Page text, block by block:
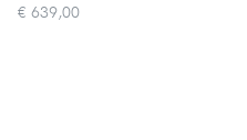
€ 639,00